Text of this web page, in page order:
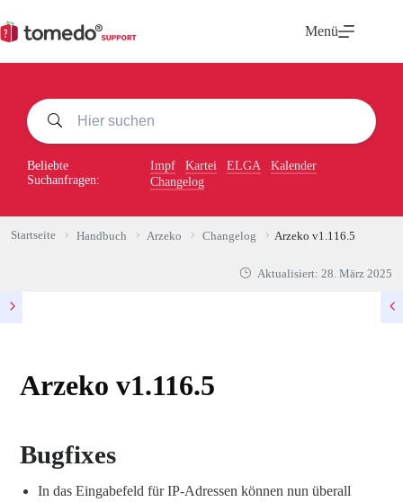
Inhalt
springen
Menü
Beliebte
Suchanfragen:
Impf Kartei ELGA
Kalender
Changelog
Startseite Handbuch Arzeko Changelog Arzeko v1.116.5
Aktualisiert: 28. März 2025
Arzeko v1.116.5
Bugfixes
In das Eingabefeld für IP-Adressen können nun überall